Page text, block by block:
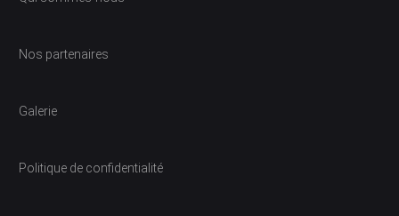
Nos partenaires
Galerie
Politique de confidentialité